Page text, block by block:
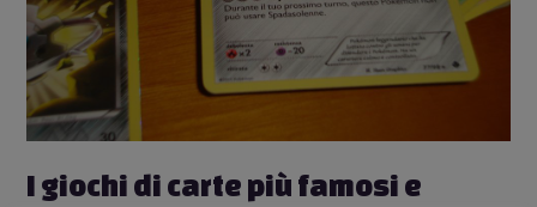
I giochi di carte più famosi e
mondo